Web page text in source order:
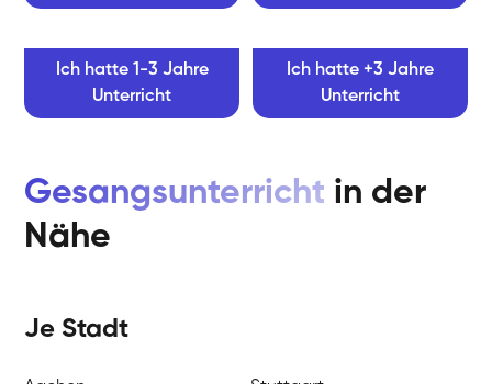
Ich hatte 1-3 Jahre
Unterricht
Ich hatte +3 Jahre
Unterricht
Gesangsunterricht in der
Nähe
Je Stadt